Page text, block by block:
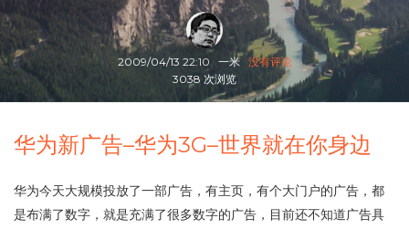
2009/04/13 22:10 一米
没有评论
3038 次浏览
华为新广告–华为3G–世界就在你身边
华为今天大规模投放了一部广告，有主页，有个大门户的广告，都
是布满了数字，就是充满了很多数字的广告，目前还不知道广告具